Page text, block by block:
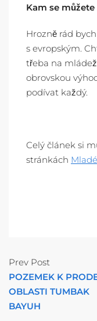
Kam se
Hrozně rád
s evropským.
třeba na
obrovskou
podívat každý.
Celý článek si
stránkách
Prev Post
POZEMEK K
OBLASTI TUMBAK
BAYUH